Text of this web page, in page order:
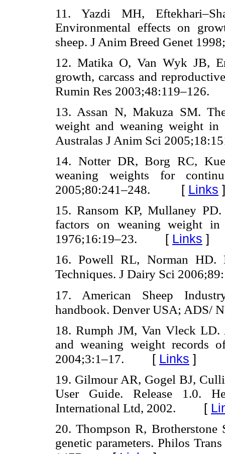
11. Yazdi MH,
Environmental effects on
sheep. J Anim Breed Genet
12. Matika O, Van Wyk JB,
growth, carcass and
Rumin Res 2003;48:119–126.
13. Assan N, Makuza SM.
weight and weaning weight in
Australas J Anim Sci
14. Notter DR, Borg RC,
weaning weights for
2005;80:241–248.
[ Links ]
15. Ransom KP, Mullaney
factors on weaning weight
1976;16:19–23. [ Links ]
16. Powell RL, Norman HD.
Techniques. J Dairy Sci
17. American Sheep
handbook. Denver USA; ADS/
18. Rumph JM, Van Vleck LD.
and weaning weight records
2004;3:1–17. [ Links ]
19. Gilmour AR, Gogel BJ,
User Guide. Release 1.0.
International Ltd, 2002. [
20. Thompson R,
genetic parameters. Philos